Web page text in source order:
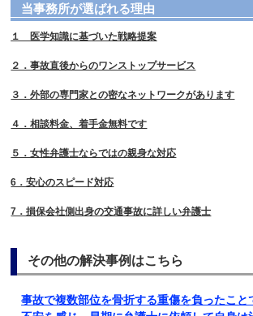
当事務所が選ばれる理由
１ 医学知識に基づいた戦略提案
２．事故直後からのワンストップサービス
３．外部の専門家との密なネットワークがあります
４．相談料金、着手金無料です
５．女性弁護士ならではの親身な対応
6．安心のスピード対応
7．損保会社側出身の交通事故に詳しい弁護士
その他の解決事例はこちら
事故で複数部位を骨折する重傷を負ったこと